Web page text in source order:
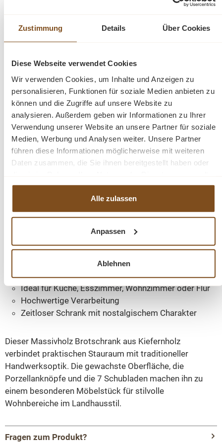
Zustimmung Details Über Cookies
Diese Webseite verwendet Cookies
Wir verwenden Cookies, um Inhalte und Anzeigen zu
personalisieren, Funktionen für soziale Medien anbieten zu
können und die Zugriffe auf unsere Website zu
analysieren. Außerdem geben wir Informationen zu Ihrer
Verwendung unserer Website an unsere Partner für soziale
Medien, Werbung und Analysen weiter. Unsere Partner
führen diese Informationen möglicherweise mit weiteren
Daten zusammen, die Sie ihnen bereitgestellt haben oder
haben.
Alle zulassen
Anpassen
Ablehnen
Breite von 90 cm lässt sich der Schrank vielseitig
einsetzen – ideal für Küche, Esszimmer, Wohnzimmer,
Flur oder Landhaus-Einrichtungen.
Ein hochwertiger Massivholzschrank mit nostalgischem
Charme, neu gefertigt nach traditionellen Vorbildern und
mit viel Liebe zum Detail verarbeitet.
Abmessungen: H x B x T: 153 x 90 x 44 cm
Produktdetails
Brotschrank aus massivem Kiefernholz
Oberfläche mit Antikwachs behandelt und aufpoliert
Farbe: Natur gewachst
7 Schubladen mit Porzellanknöpfen
4 Einlegeböden im Innenbereich
Klassischer Landhausstil
Massivholz / Weichholz
Schöne natürliche Holzmaserung
Viel Stauraum bei kompakter Größe
Ideal für Küche, Esszimmer, Wohnzimmer oder Flur
Hochwertige Verarbeitung
Zeitloser Schrank mit nostalgischem Charakter
Dieser Massivholz Brotschrank aus Kiefernholz
verbindet praktischen Stauraum mit traditioneller
Handwerksoptik. Die gewachste Oberfläche, die
Porzellanknöpfe und die 7 Schubladen machen ihn zu
einem besonderen Möbelstück für stilvolle
Wohnbereiche im Landhausstil.
Fragen zum Produkt?